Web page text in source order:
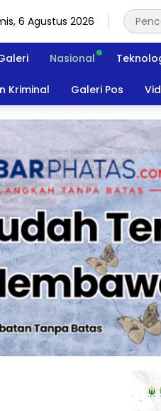
6 Agustus 2026
Nasional
Kriminal Galeri Pos